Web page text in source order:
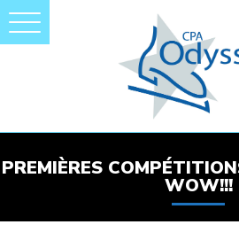
PREMIÈRES
WOW!!!